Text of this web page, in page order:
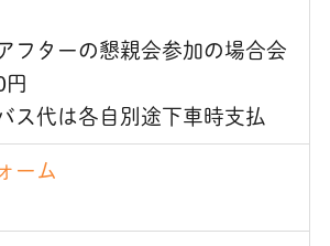
フターの懇親会参加の場合会
円
ス代は各自別途下車時支払
ーム